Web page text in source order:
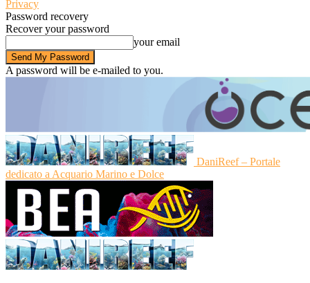
Privacy
Password recovery
Recover your password
your email
A password will be e-mailed to you.
DaniReef – Portale
dedicato a Acquario Marino e Dolce